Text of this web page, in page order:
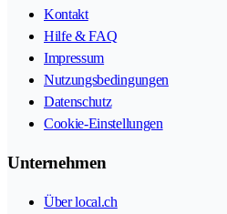
Kontakt
Hilfe & FAQ
Impressum
Nutzungsbedingungen
Datenschutz
Cookie-Einstellungen
Unternehmen
Über local.ch